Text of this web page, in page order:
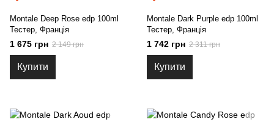
Montale Deep Rose edp 100ml
Тестер, Франція
1 675 грн 2 149 грн
Купити
Montale Dark Purple edp 100ml
Тестер, Франція
1 742 грн 2 311 грн
Купити